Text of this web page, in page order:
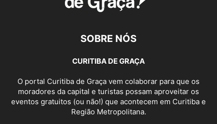
SOBRE NÓS
CURITIBA DE GRAÇA
O portal Curitiba de Graça vem colaborar para que os
moradores da capital e turistas possam aproveitar os
eventos gratuitos (ou não!) que acontecem em Curitiba e
Região Metropolitana.